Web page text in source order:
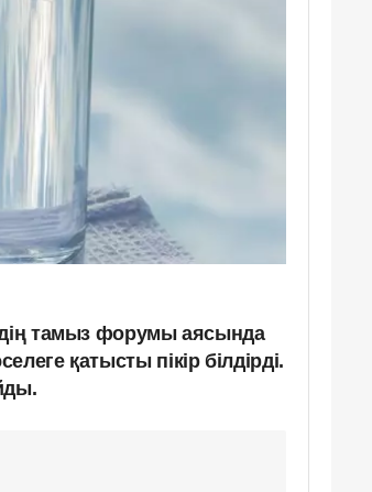
тамыз форумы аясында
қатысты пікір білдірді.